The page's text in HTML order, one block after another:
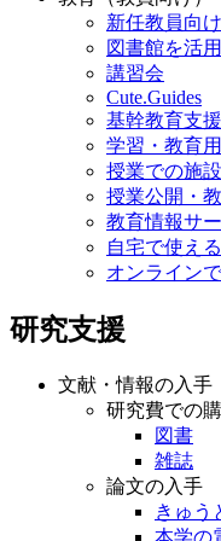
新任教員向
図書館を活
講習会
Cute.Guides
基幹教育支援
学習・教育
授業での施
授業公開・
教育情報サ
自宅で使え
オンライン
研究支援
文献・情報の入手
研究費での
図書
雑誌
論文の入手
きゅう